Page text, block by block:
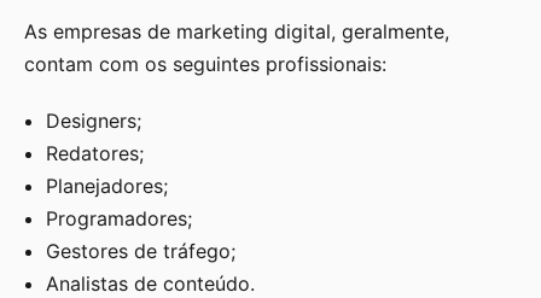
As empresas de marketing digital, geralmente,
contam com os seguintes profissionais:
Designers;
Redatores;
Planejadores;
Programadores;
Gestores de tráfego;
Analistas de conteúdo.